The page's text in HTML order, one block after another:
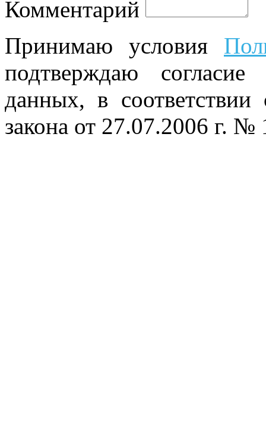
Комментарий
Принимаю условия
подтверждаю
данных, в соответствии
закона от 27.07.2006 г.